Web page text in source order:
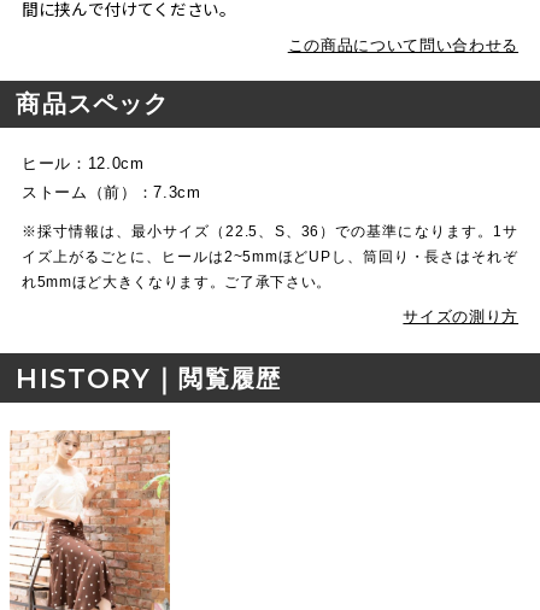
間に挟んで付けてください。
この商品について問い合わせる
商品スペック
ヒール：12.0cm
ストーム（前）：7.3cm
※採寸情報は、最小サイズ（22.5、S、36）での基準になります。1サ
イズ上がるごとに、ヒールは2~5mmほどUPし、筒回り・長さはそれぞ
れ5mmほど大きくなります。ご了承下さい。
サイズの測り方
HISTORY｜閲覧履歴